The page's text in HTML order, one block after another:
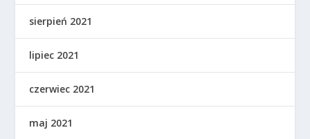
sierpień 2021
lipiec 2021
czerwiec 2021
maj 2021